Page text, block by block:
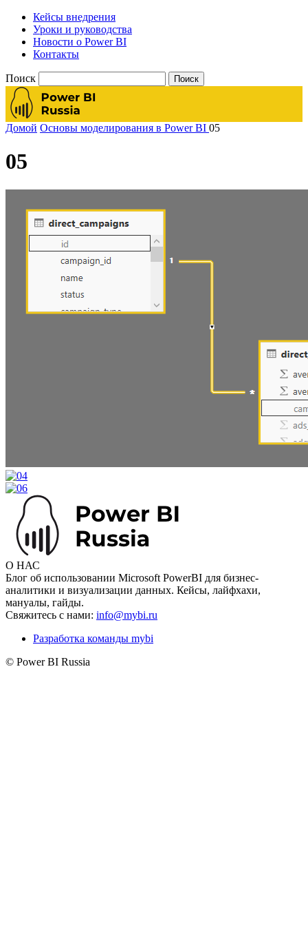
Кейсы внедрения
Уроки и руководства
Новости о Power BI
Контакты
Поиск
Домой Основы моделирования в Power BI 05
05
О НАС
Блог об использовании Microsoft PowerBI для бизнес-
аналитики и визуализации данных. Кейсы, лайфхахи,
мануалы, гайды.
Свяжитесь с нами: info@mybi.ru
Разработка команды mybi
© Power BI Russia